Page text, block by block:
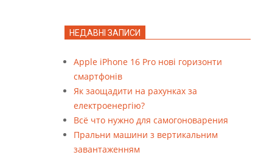
НЕДАВНІ ЗАПИСИ
Apple iPhone 16 Pro нові горизонти
смартфонів
Як заощадити на рахунках за
електроенергію?
Всё что нужно для самогоноварения
Пральни машини з вертикальним
завантаженням